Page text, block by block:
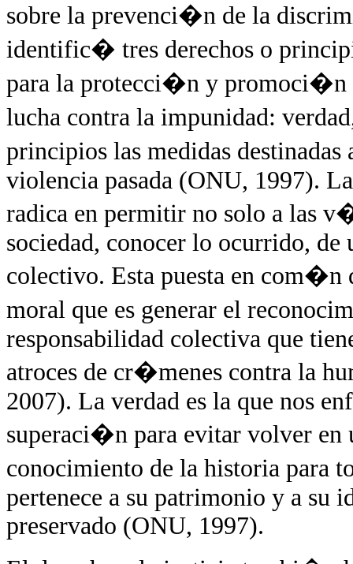
sobre la prevenci�n de la
identific� tres derechos o
para la protecci�n y promoci�n
lucha contra la impunidad:
principios las medidas
violencia pasada (ONU, 1997).
radica en permitir no solo a las
sociedad, conocer lo ocurrido, de
colectivo. Esta puesta en
moral que es generar el
responsabilidad colectiva que
atroces de cr�menes contra la
2007). La verdad es la que nos
superaci�n para evitar volver en
conocimiento de la historia para
pertenece a su patrimonio y a su
preservado (ONU, 1997).